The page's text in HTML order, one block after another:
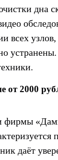
дна
всех
от 2000
фирмы
даёт